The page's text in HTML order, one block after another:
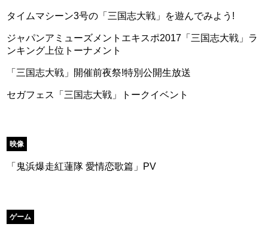
タイムマシーン3号の「三国志大戦」を遊んでみよう!
ジャパンアミューズメントエキスポ2017「三国志大戦」ラ
ンキング上位トーナメント
「三国志大戦」開催前夜祭!特別公開生放送
セガフェス「三国志大戦」トークイベント
映像
「鬼浜爆走紅蓮隊 愛情恋歌篇」PV
ゲーム